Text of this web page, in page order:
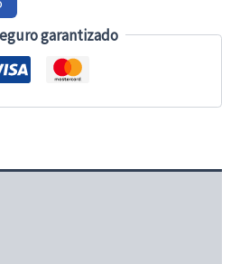
garantizado